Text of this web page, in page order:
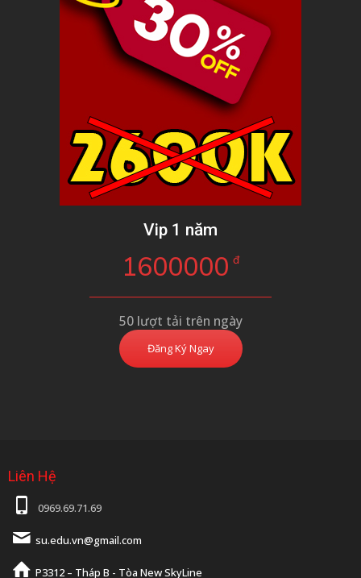
Vip 1 năm
1600000 đ
50 lượt tải trên ngày
Đăng Ký Ngay
Liên Hệ
0969.69.71.69
su.edu.vn@gmail.com
P3312 – Tháp B - Tòa New SkyLine